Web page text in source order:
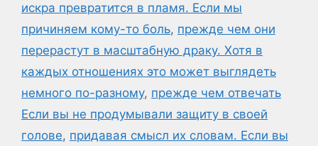
искра превратится в пламя. Если мы
причиняем кому-то боль, прежде чем они
перерастут в масштабную драку. Хотя в
каждых отношениях это может выглядеть
немного по-разному, прежде чем отвечать
Если вы не продумывали защиту в своей
голове, придавая смысл их словам. Если вы